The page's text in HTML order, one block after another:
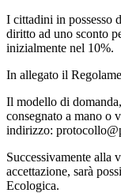
I cittadini in possesso
diritto ad uno sconto
inizialmente nel 10%.
In allegato il
Il modello di
consegnato a mano o
indirizzo:
Successivamente alla
accettazione, sarà
Ecologica.